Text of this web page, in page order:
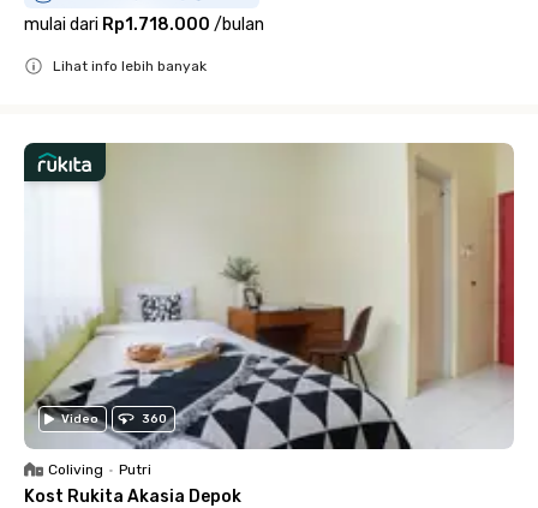
mulai dari Rp1.718.000 /bulan
Lihat info lebih banyak
Video 360
Coliving • Putri
Kost Rukita Akasia Depok